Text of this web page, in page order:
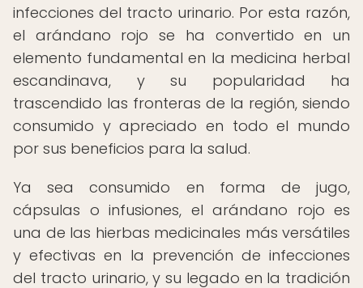
infecciones del tracto urinario. Por esta razón,
el arándano rojo se ha convertido en un
elemento fundamental en la medicina herbal
escandinava, y su popularidad ha
trascendido las fronteras de la región, siendo
consumido y apreciado en todo el mundo
por sus beneficios para la salud.
Ya sea consumido en forma de jugo,
cápsulas o infusiones, el arándano rojo es
una de las hierbas medicinales más versátiles
y efectivas en la prevención de infecciones
del tracto urinario, y su legado en la tradición